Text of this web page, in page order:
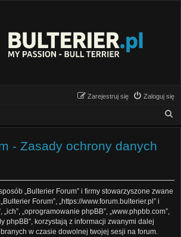
Zaloguj się
Zarejestruj się
z
- Zasady ochrony danych
„Bulterier Forum” i firmy stowarzyszone zwane
„Bulterier Forum”, „https://www.forum.bulterier.pl” i
„oprogramowanie phpBB”, „www.phpbb.com”,
phpBB”, korzystają z informacji zwanymi dalej
w czasie dowolnej twojej sesji na forum.